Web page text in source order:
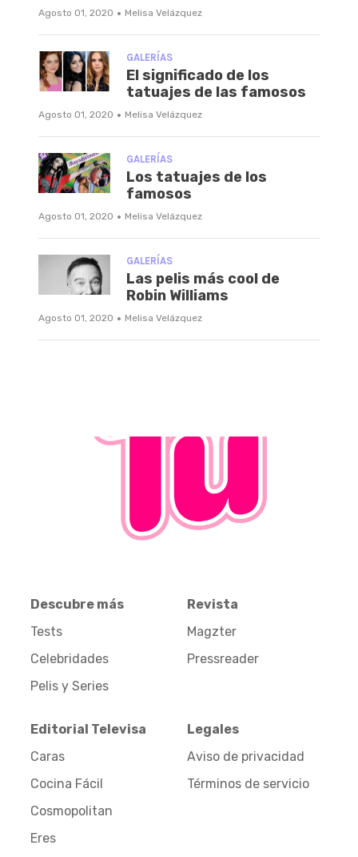
Agosto 01, 2020 · Melisa Velázquez
GALERÍAS
El significado de los
tatuajes de las famosos
Agosto 01, 2020 · Melisa Velázquez
GALERÍAS
Los tatuajes de los
famosos
Agosto 01, 2020 · Melisa Velázquez
GALERÍAS
Las pelis más cool de
Robin Williams
Agosto 01, 2020 · Melisa Velázquez
Descubre más
Tests
Celebridades
Pelis y Series
Revista
Magzter
Pressreader
Editorial Televisa
Caras
Cocina Fácil
Cosmopolitan
Eres
Legales
Aviso de privacidad
Términos de servicio